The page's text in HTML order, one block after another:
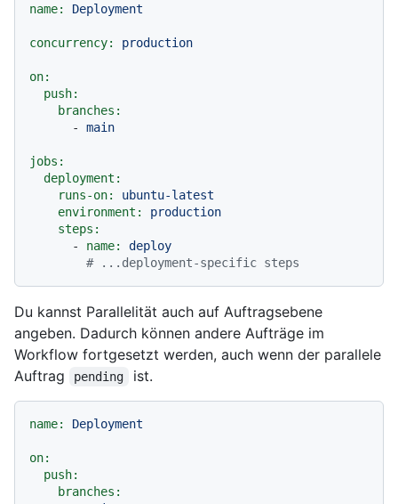
name: Deployment
concurrency: production
on:
push:
branches:
-
main
jobs:
deployment:
runs-on:
ubuntu-latest
environment:
production
steps:
-
name:
deploy
# ...deployment-specific steps
Du kannst Parallelität auch auf Auftragsebene
angeben. Dadurch können andere Aufträge im
Workflow fortgesetzt werden, auch wenn der parallele
Auftrag
pending ist.
name: Deployment
on:
push:
branches: